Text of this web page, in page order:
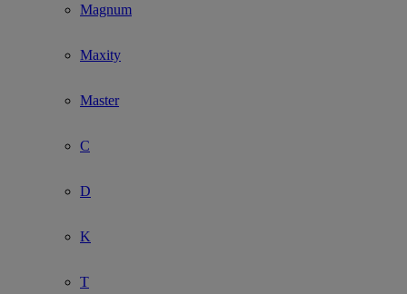
Magnum
Maxity
Master
C
D
K
T